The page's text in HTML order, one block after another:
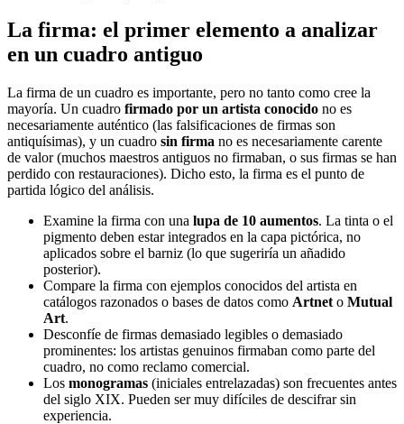
La firma: el primer elemento a analizar
en un cuadro antiguo
La firma de un cuadro es importante, pero no tanto como cree la
mayoría. Un cuadro firmado por un artista conocido no es
necesariamente auténtico (las falsificaciones de firmas son
antiquísimas), y un cuadro sin firma no es necesariamente carente
de valor (muchos maestros antiguos no firmaban, o sus firmas se han
perdido con restauraciones). Dicho esto, la firma es el punto de
partida lógico del análisis.
Examine la firma con una lupa de 10 aumentos. La tinta o el
pigmento deben estar integrados en la capa pictórica, no
aplicados sobre el barniz (lo que sugeriría un añadido
posterior).
Compare la firma con ejemplos conocidos del artista en
catálogos razonados o bases de datos como Artnet o Mutual
Art.
Desconfíe de firmas demasiado legibles o demasiado
prominentes: los artistas genuinos firmaban como parte del
cuadro, no como reclamo comercial.
Los monogramas (iniciales entrelazadas) son frecuentes antes
del siglo XIX. Pueden ser muy difíciles de descifrar sin
experiencia.